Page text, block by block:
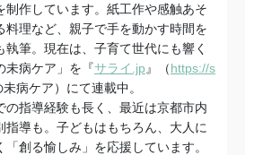
制作しています。紙工作や感触あそ
料理など、親子で手を動かす時間を
執筆。現在は、子育て世代にも響く
未病ケア」を『サライ.jp 』（https://s
病ケア）にて連載中。
の指導経験も長く、最近は京都市内
指導も。子どもはもちろん、大人に
「創る愉しみ」を応援しています。